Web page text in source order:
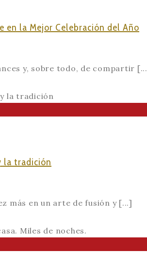
en la Mejor Celebración del Año
y, sobre todo, de compartir
la tradición
más en un arte de fusión y [...]